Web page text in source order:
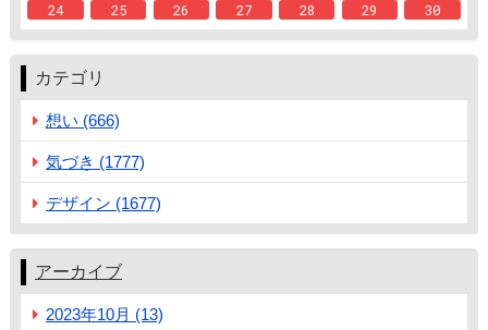
24
25 26 27 28 29 30
カテゴリ
想い (666)
気づき (1777)
デザイン (1677)
アーカイブ
2023年10月 (13)